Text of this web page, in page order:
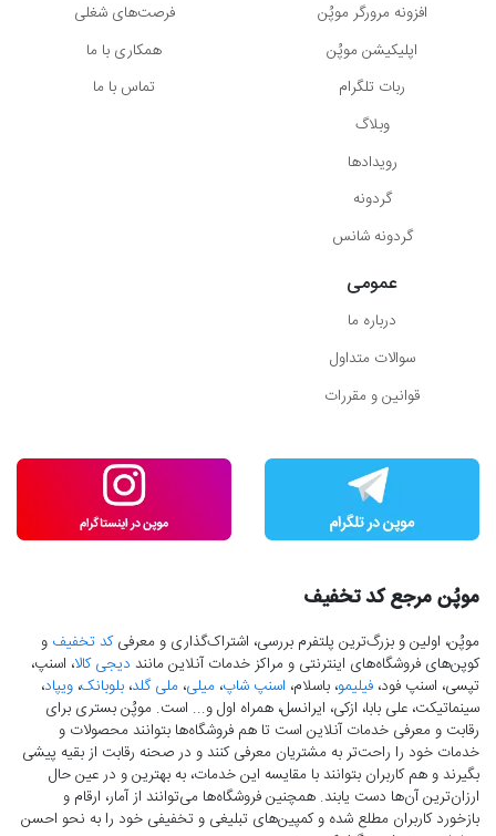
افزونه مرورگر موپُن
اپلیکیشن موپُن
ربات تلگرام
وبلاگ
رویدادها
گردونه
گردونه شانس
فرصت‌های شغلی
همکاری با ما
تماس با ما
عمومی
درباره ما
سوالات متداول
قوانین و مقررات
موپُن مرجع کد تخفیف
موپُن، اولین و بزرگ‌ترین پلتفرم بررسی، اشتراک‌گذاری و معرفیکد تخفیف و
کوپن‌های فروشگاه‌های اینترنتی و مراکز خدمات آنلاین مانند دیجی کالا، اسنپ،
تپسی، اسنپ فود، فیلیمو، باسلام، اسنپ شاپ، میلی، ملی گلد، بلوبانک، ویپاد،
سینماتیکت، علی بابا، ازکی، ایرانسل، همراه اول و... است. موپُن بستری برای
رقابت و معرفی خدمات آنلاین است تا هم فروشگاه‌ها بتوانند محصولات و
خدمات خود را راحت‌تر به مشتریان معرفی کنند و در صحنه رقابت از بقیه پیشی
بگیرند و هم کاربران بتوانند با مقایسه این خدمات، به بهترین و در عین حال
ارزان‌ترین آن‌ها دست‌ یابند. همچنین فروشگاه‌ها می‌توانند از آمار، ارقام و
بازخورد کاربران مطلع شده و کمپین‌های تبلیغی و تخفیفی خود را به نحو احسن